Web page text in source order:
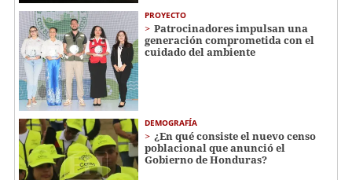
PROYECTO
Patrocinadores impulsan una
generación comprometida con el
cuidado del ambiente
DEMOGRAFÍA
¿En qué consiste el nuevo censo
poblacional que anunció el
Gobierno de Honduras?